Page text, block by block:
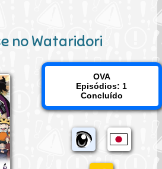
no Wataridori
OVA
Episódios: 1
Concluído